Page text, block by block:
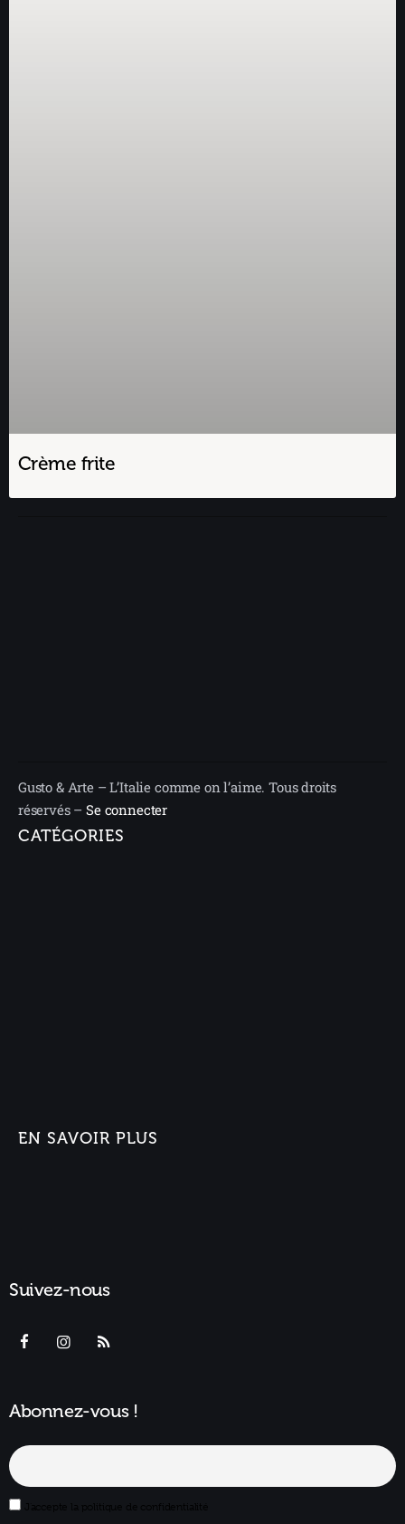
Crème frite
Gusto & Arte – L’Italie comme on l’aime. Tous droits
réservés –Se connecter
CATÉGORIES
EN SAVOIR PLUS
Suivez-nous
Abonnez-vous !
J'accepte la politique de confidentialité